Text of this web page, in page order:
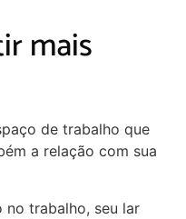
mais
de trabalho que
a relação com sua
no trabalho, seu lar